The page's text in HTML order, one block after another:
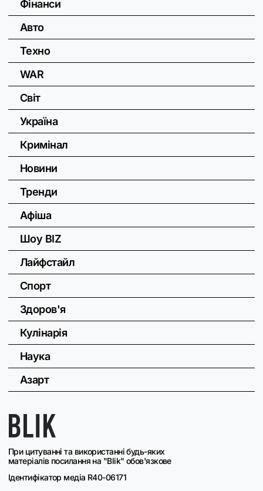
При цитуванні та використанні будь-яких
матеріалів посилання на "Blik" обов'язкове
Ідентифікатор медіа R40-06171
Фінанси
Авто
Техно
WAR
Світ
Україна
Кримінал
Новини
Тренди
Афіша
Шоу BIZ
Лайфстайл
Спорт
Здоров'я
Кулінарія
Наука
Азарт